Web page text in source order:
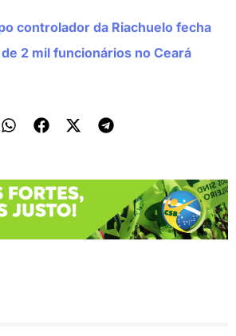
controlador da Riachuelo fecha
2 mil funcionários no Ceará